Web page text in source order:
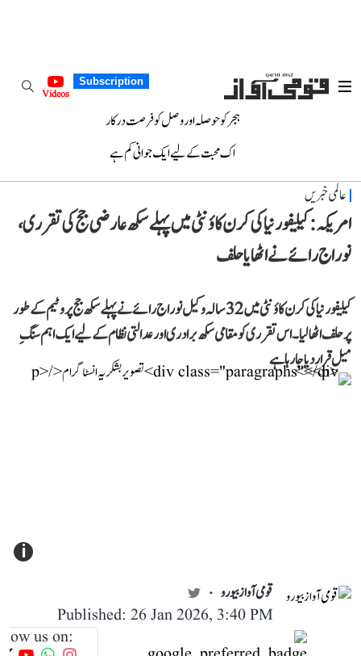
Subscription
Videos
ہجر کو حوصلہ اور وصل کو فرصت درکار
اک محبت کے لیے ایک جوانی کم ہے
عالمی خبریں
امریکہ: کیلیفورنیا کی کرن کاؤنٹی میں پہلے سکھ عارضی جج کی تقرری،
نوراج رائے نے اٹھایا حلف
کیلیفورنیا کی کرن کاؤنٹی میں 32 سالہ وکیل نوراج رائے نے پہلے سکھ جج پرو ٹیم کے طور
پر حلف اٹھا لیا۔ اس تقرری کو مقامی سکھ برادری اور عدالتی نظام کے لیے ایک اہم سنگِ
میل قرار دیا جا رہا ہے
i
قومی آواز بیورو
Published: 26 Jan 2026, 3:40 PM
us on: